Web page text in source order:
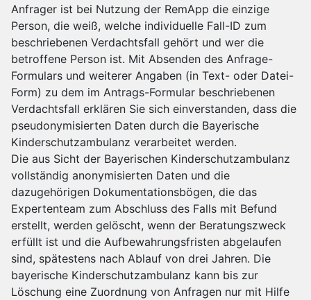
Anfrager ist bei Nutzung der RemApp die einzige
Person, die weiß, welche individuelle Fall-ID zum
beschriebenen Verdachtsfall gehört und wer die
betroffene Person ist. Mit Absenden des Anfrage-
Formulars und weiterer Angaben (in Text- oder Datei-
Form) zu dem im Antrags-Formular beschriebenen
Verdachtsfall erklären Sie sich einverstanden, dass die
pseudonymisierten Daten durch die Bayerische
Kinderschutzambulanz verarbeitet werden.
Die aus Sicht der Bayerischen Kinderschutzambulanz
vollständig anonymisierten Daten und die
dazugehörigen Dokumentationsbögen, die das
Expertenteam zum Abschluss des Falls mit Befund
erstellt, werden gelöscht, wenn der Beratungszweck
erfüllt ist und die Aufbewahrungsfristen abgelaufen
sind, spätestens nach Ablauf von drei Jahren. Die
bayerische Kinderschutzambulanz kann bis zur
Löschung eine Zuordnung von Anfragen nur mit Hilfe